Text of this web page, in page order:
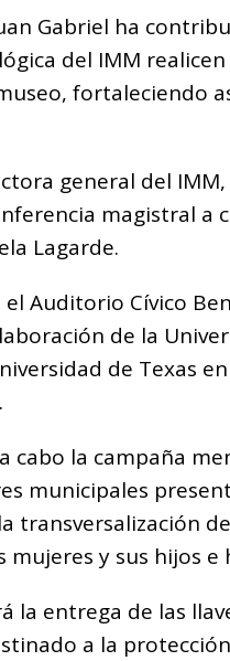
Gabriel ha
del IMM
fortaleciendo
general del
magistral a
Lagarde.
Auditorio Cívico
de la
de Texas
cabo la campaña
municipales
transversalización
mujeres y sus hijos e
la entrega de las
a la